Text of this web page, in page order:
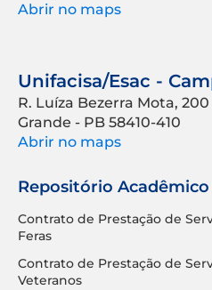
Abrir no maps
Unifacisa/Esac -
R. Luíza Bezerra Mota,
Grande - PB 58410-410
Abrir no maps
Repositório Acadêmico
Contrato de Prestação de
Feras
Contrato de Prestação de
Veteranos